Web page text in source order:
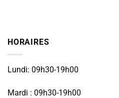
HORAIRES
Lundi: 09h30-19h00
Mardi : 09h30-19h00